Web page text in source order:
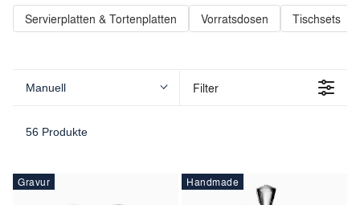
Servierplatten & Tortenplatten Vorratsdosen Tischsets
Manuell Filter
56 Produkte
Gravur Handmade